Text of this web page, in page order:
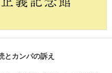
とカンパの訴え